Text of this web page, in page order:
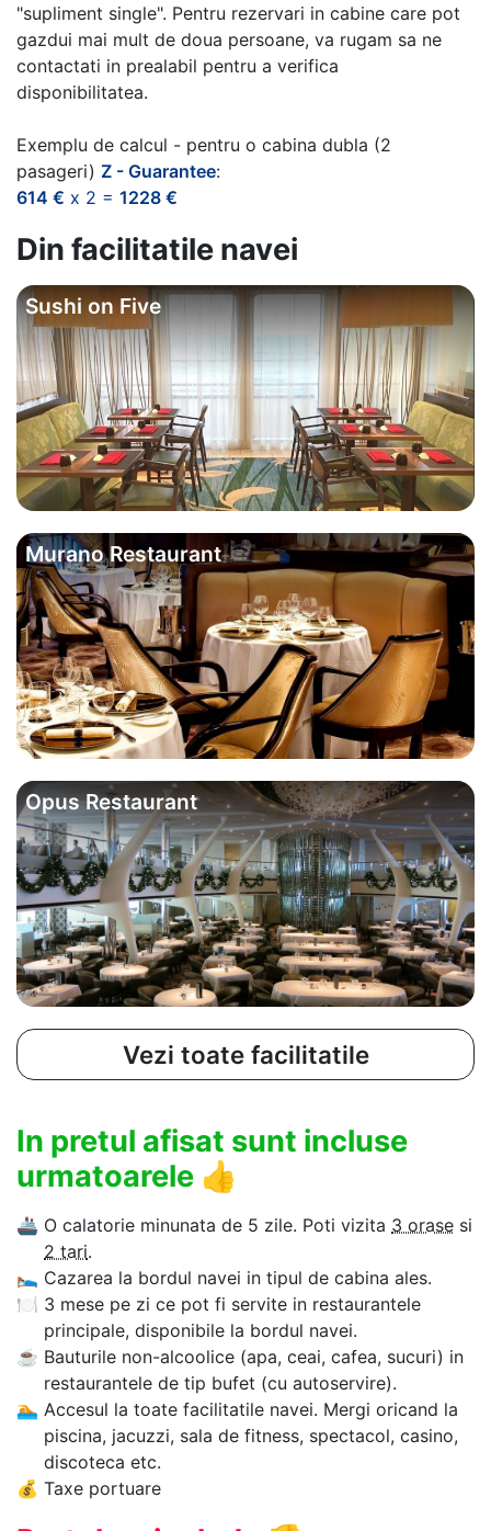
"supliment single". Pentru rezervari in cabine care pot
gazdui mai mult de doua persoane, va rugam sa ne
contactati in prealabil pentru a verifica
disponibilitatea.
Exemplu de calcul - pentru o cabina dubla (2
pasageri) Z - Guarantee:
614 € x 2 = 1228 €
Din facilitatile navei
Sushi on Five
Murano Restaurant
Opus Restaurant
Vezi toate facilitatile
In pretul afisat sunt incluse
urmatoarele 👍
🚢 O calatorie minunata de 5 zile. Poti vizita 3 orase si
2 tari.
🛌 Cazarea la bordul navei in tipul de cabina ales.
🍽 3 mese pe zi ce pot fi servite in restaurantele
principale, disponibile la bordul navei.
☕ Bauturile non-alcoolice (apa, ceai, cafea, sucuri) in
restaurantele de tip bufet (cu autoservire).
🏊‍ Accesul la toate facilitatile navei. Mergi oricand la
piscina, jacuzzi, sala de fitness, spectacol, casino,
discoteca etc.
💰 Taxe portuare